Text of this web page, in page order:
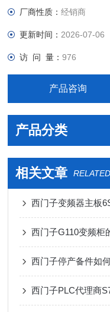
厂商性质：经销商
更新时间： 2026-07-06
访 问 量：976
产品咨询
产品分类
相关文章
西门子变频器主板
西门子G110变频柜
西门子停产备件如
西门子PLC代理商